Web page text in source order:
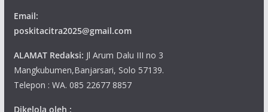
Email:
poskitacitra2025@gmail.com
ALAMAT Redaksi: Jl Arum Dalu III no 3
Mangkubumen,Banjarsari, Solo 57139.
Telepon : WA. 085 22677 8857
Dikelola oleh :